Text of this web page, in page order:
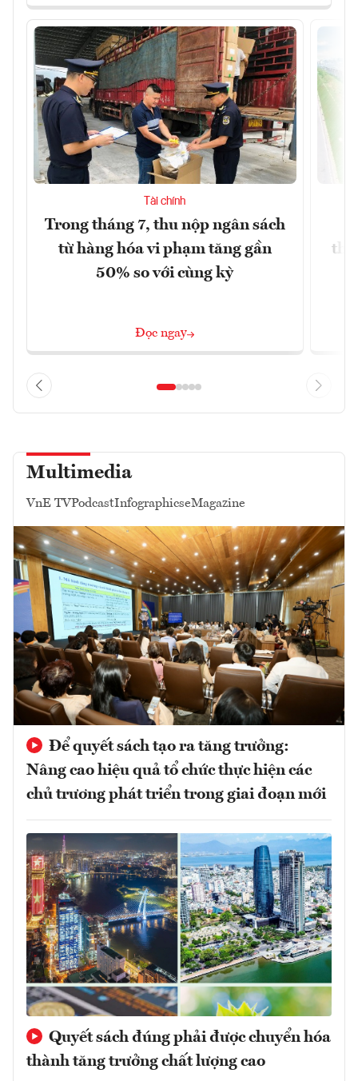
Tài chính
Trong tháng 7, thu nộp ngân sách
từ hàng hóa vi phạm tăng gần
50% so với cùng kỳ
Đọc ngay
Multimedia
VnE TVPodcastInfographicseMagazine
Để quyết sách tạo ra tăng trưởng:
Nâng cao hiệu quả tổ chức thực hiện các
chủ trương phát triển trong giai đoạn mới
Quyết sách đúng phải được chuyển hóa
thành tăng trưởng chất lượng cao